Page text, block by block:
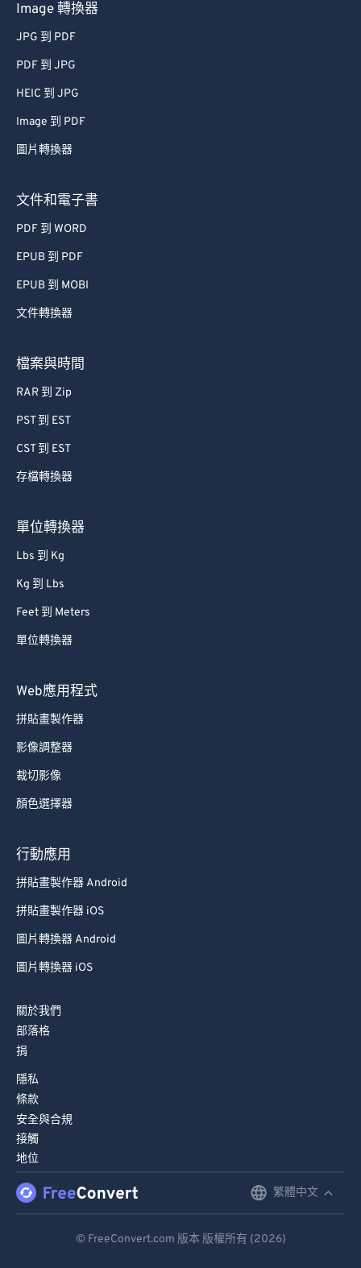
Image 轉換器
JPG 到 PDF
PDF 到 JPG
HEIC 到 JPG
Image 到 PDF
圖片轉換器
文件和電子書
PDF 到 WORD
EPUB 到 PDF
EPUB 到 MOBI
文件轉換器
檔案與時間
RAR 到 Zip
PST 到 EST
CST 到 EST
存檔轉換器
單位轉換器
Lbs 到 Kg
Kg 到 Lbs
Feet 到 Meters
單位轉換器
Web應用程式
拼貼畫製作器
影像調整器
裁切影像
顏色選擇器
行動應用
拼貼畫製作器 Android
拼貼畫製作器 iOS
圖片轉換器 Android
圖片轉換器 iOS
關於我們
部落格
捐
隱私
條款
安全與合規
接觸
地位
繁體中文
© FreeConvert.com 版本 版權所有 (2026)